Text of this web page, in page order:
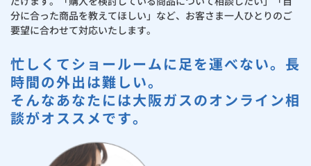
分に合った商品を教えてほしい」など、お客さま一人ひとりのご
要望に合わせて対応いたします。
忙しくてショールームに足を運べない。長
時間の外出は難しい。
そんなあなたには大阪ガスのオンライン相
談がオススメです。